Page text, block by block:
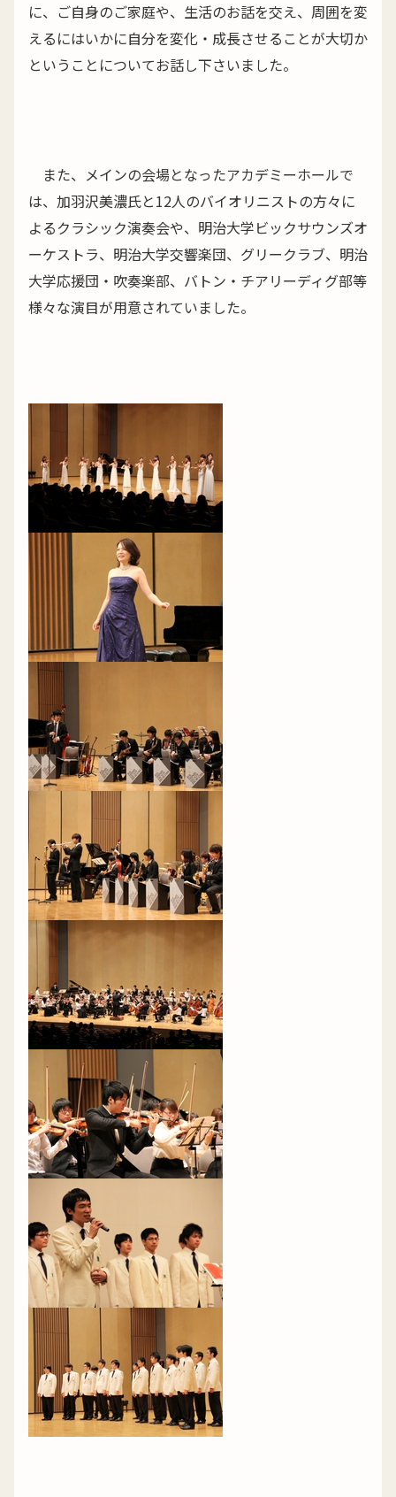
に、ご自身のご家庭や、生活のお話を交え、周囲を変
えるにはいかに自分を変化・成長させることが大切か
ということについてお話し下さいました。
また、メインの会場となったアカデミーホールで
は、加羽沢美濃氏と12人のバイオリニストの方々に
よるクラシック演奏会や、明治大学ビックサウンズオ
ーケストラ、明治大学交響楽団、グリークラブ、明治
大学応援団・吹奏楽部、バトン・チアリーディグ部等
様々な演目が用意されていました。